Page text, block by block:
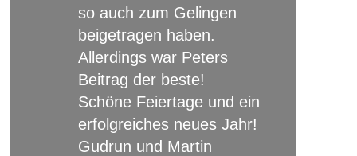
so auch zum Gelingen
beigetragen haben.
Allerdings war Peters
Beitrag der beste!
Schöne Feiertage und ein
erfolgreiches neues Jahr!
Gudrun und Martin